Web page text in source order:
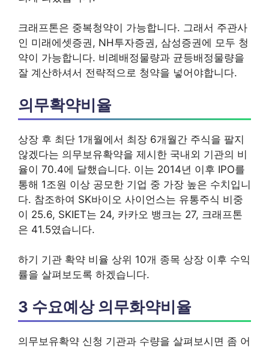
크래프톤은 중복청약이 가능합니다. 그래서 주관사
인 미래에셋증권, NH투자증권, 삼성증권에 모두 청
약이 가능합니다. 비례배정물량과 균등배정물량을
잘 계산하셔서 전략적으로 청약을 넣어야합니다.
의무확약비율
상장 후 최단 1개월에서 최장 6개월간 주식을 팔지
않겠다는 의무보유확약을 제시한 국내외 기관의 비
율이 70.4에 달했습니다. 이는 2014년 이후 IPO를
통해 1조원 이상 공모한 기업 중 가장 높은 수치입니
다. 참조하여 SK바이오 사이언스는 유통주식 비중
이 25.6, SKIET는 24, 카카오 뱅크는 27, 크래프톤
은 41.5였습니다.
하기 기관 확약 비율 상위 10개 종목 상장 이후 수익
률을 살펴보도록 하겠습니다.
3 수요예상 의무화약비율
의무보유확약 신청 기관과 수량을 살펴보시면 좀 어